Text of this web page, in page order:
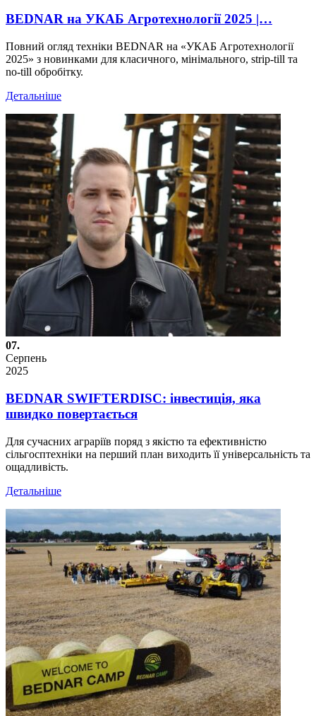
BEDNAR на УКАБ Агротехнології 2025 |…
Повний огляд техніки BEDNAR на «УКАБ Агротехнології
2025» з новинками для класичного, мінімального, strip-till та
no-till обробітку.
Детальніше
07.
Серпень
2025
BEDNAR SWIFTERDISC: інвестиція, яка
швидко повертається
Для сучасних аграріїв поряд з якістю та ефективністю
сільгосптехніки на перший план виходить її універсальність та
ощадливість.
Детальніше